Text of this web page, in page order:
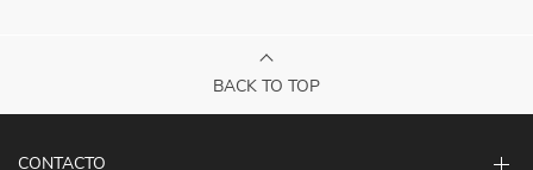
BACK TO TOP
CONTACTO